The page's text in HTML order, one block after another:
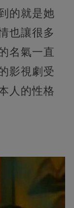
的就是她
也讓很多
名氣一直
影視劇受
人的性格